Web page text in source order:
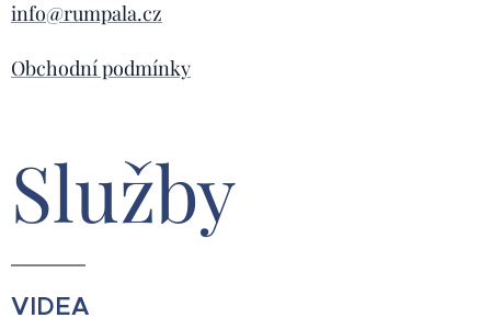
info@rumpala.cz
Obchodní podmínky
Služby
VIDEA